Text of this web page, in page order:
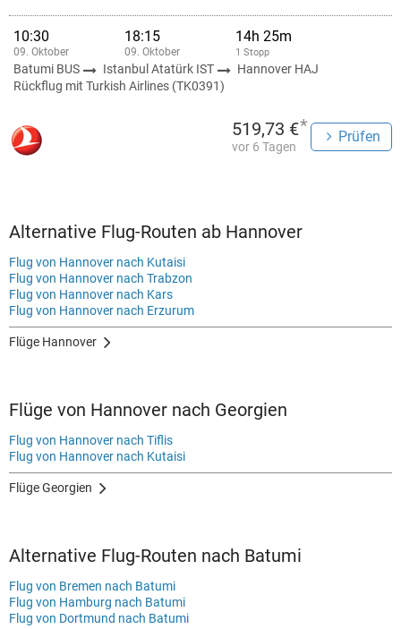
10:30
09. Oktober
18:15
09. Oktober
14h 25m
1 Stopp
Batumi BUS Istanbul Atatürk IST
Hannover HAJ
Rückflug mit Turkish Airlines (TK0391)
519,73 €*
vor 6 Tagen
Prüfen
Alternative Flug-Routen ab Hannover
Flug von Hannover nach Kutaisi
Flug von Hannover nach Trabzon
Flug von Hannover nach Kars
Flug von Hannover nach Erzurum
Flüge Hannover
Flüge von Hannover nach Georgien
Flug von Hannover nach Tiflis
Flug von Hannover nach Kutaisi
Flüge Georgien
Alternative Flug-Routen nach Batumi
Flug von Bremen nach Batumi
Flug von Hamburg nach Batumi
Flug von Dortmund nach Batumi